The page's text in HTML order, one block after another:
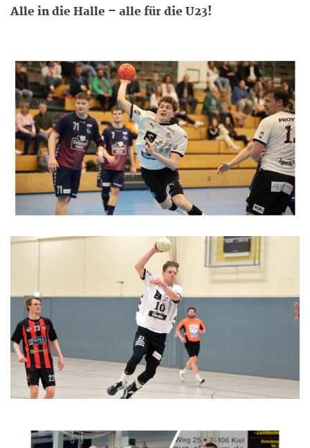
Alle in die Halle – alle für die U23!